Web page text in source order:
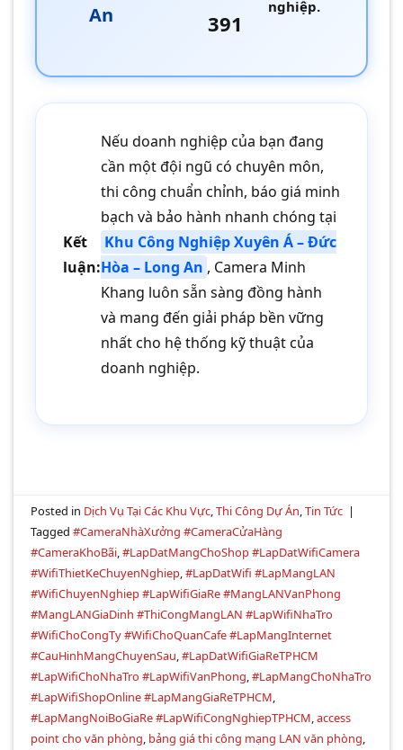
An
391
nghiệp.
Kết
luận:
Nếu doanh nghiệp của bạn đang
cần một đội ngũ có chuyên môn,
thi công chuẩn chỉnh, báo giá minh
bạch và bảo hành nhanh chóng tại
Khu Công Nghiệp Xuyên Á – Đức
Hòa – Long An , Camera Minh
Khang luôn sẵn sàng đồng hành
và mang đến giải pháp bền vững
nhất cho hệ thống kỹ thuật của
doanh nghiệp.
Posted in Dịch Vụ Tại Các Khu Vực,Thi Công Dự Án,Tin Tức |
Tagged#CameraNhàXưởng #CameraCửaHàng
#CameraKhoBãi,#LapDatMangChoShop #LapDatWifiCamera
#WifiThietKeChuyenNghiep,#LapDatWifi #LapMangLAN
#WifiChuyenNghiep #LapWifiGiaRe #MangLANVanPhong
#MangLANGiaDinh #ThiCongMangLAN #LapWifiNhaTro
#WifiChoCongTy #WifiChoQuanCafe #LapMangInternet
#CauHinhMangChuyenSau,#LapDatWifiGiaReTPHCM
#LapWifiChoNhaTro #LapWifiVanPhong,#LapMangChoNhaTro
#LapWifiShopOnline #LapMangGiaReTPHCM,
#LapMangNoiBoGiaRe #LapWifiCongNghiepTPHCM,access
point cho văn phòng, bảng giá thi công mạng LAN văn phòng,